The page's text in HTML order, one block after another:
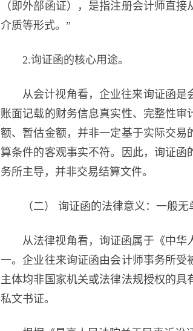
（即外部函证），是指注册会计师直
介质等形式。”
2.询证函的核心用途。
从会计视角看，企业往来询证函
账面记载的财务信息真实性、完整性
额、暂估金额，并非一定基于实际交
算条件的客观事实不符。因此，询证
务所主导，并非交易结算文件。
（二） 询证函的法律意义：一般
从法律视角看，询证函属于《中
一。企业往来询证函由会计师事务所
主体均非国家机关或法律法规授权的
私文书证。